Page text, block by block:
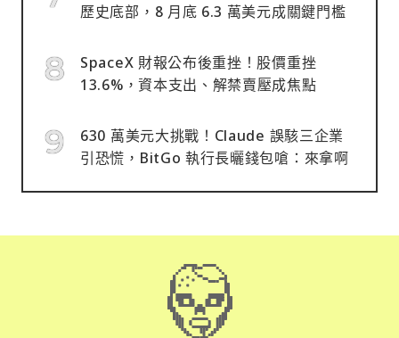
歷史底部，8 月底 6.3 萬美元成關鍵門檻
SpaceX 財報公布後重挫！股價重挫
13.6%，資本支出、解禁賣壓成焦點
630 萬美元大挑戰！Claude 誤駭三企業
引恐慌，BitGo 執行長曬錢包嗆：來拿啊